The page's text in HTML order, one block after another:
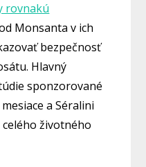
rovnakú
Monsanta v ich
bezpečnosť
Hlavný
sponzorované
a Séralini
životného